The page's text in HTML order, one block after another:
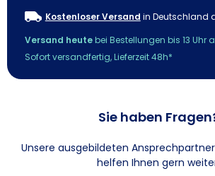
Kostenloser Versand in Deutschland
Versand heutebei Bestellungen bis 13 Uhr
Sofort versandfertig, Lieferzeit 48h*
Sie haben
Unsere ausgebildeten
helfen Ihnen gern